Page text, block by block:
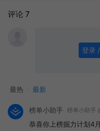
评论 7
登录
最热 最新
榜单小助手 榜单小助手
恭喜你上榜掘力计划4